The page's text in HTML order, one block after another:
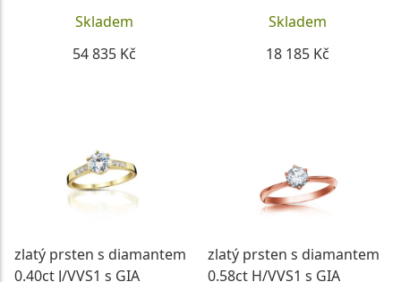
Skladem
54 835 Kč
Skladem
18 185 Kč
zlatý prsten s diamantem
0.40ct J/VVS1 s GIA
zlatý prsten s diamantem
0.58ct H/VVS1 s GIA